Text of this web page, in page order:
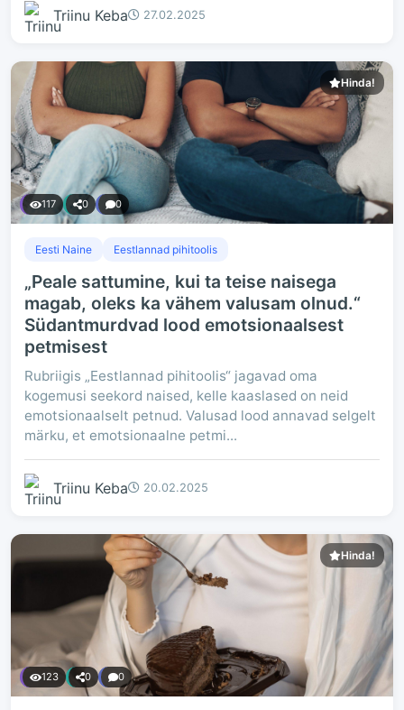
Triinu Keba 27.02.2025
Hinda!
117 0 0
Eesti Naine Eestlannad pihitoolis
„Peale sattumine, kui ta teise naisega
magab, oleks ka vähem valusam olnud.“
Südantmurdvad lood emotsionaalsest
petmisest
Rubriigis „Eestlannad pihitoolis“ jagavad oma
kogemusi seekord naised, kelle kaaslased on neid
emotsionaalselt petnud. Valusad lood annavad selgelt
märku, et emotsionaalne petmi...
Triinu Keba 20.02.2025
Hinda!
123 0 0